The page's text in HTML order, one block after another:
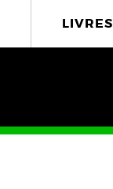
LIVRES